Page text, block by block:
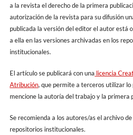
a la revista el derecho de la primera
autorización de la revista para su difusión
publicada la versión del editor el autor está
a ella en las versiones archivadas en los
institucionales.
El artículo se publicará con una licencia
Atribución, que permite a terceros utilizar lo
mencione la autoría del trabajo y la primera
Se recomienda a los autores/as el archivo
repositorios institucionales.